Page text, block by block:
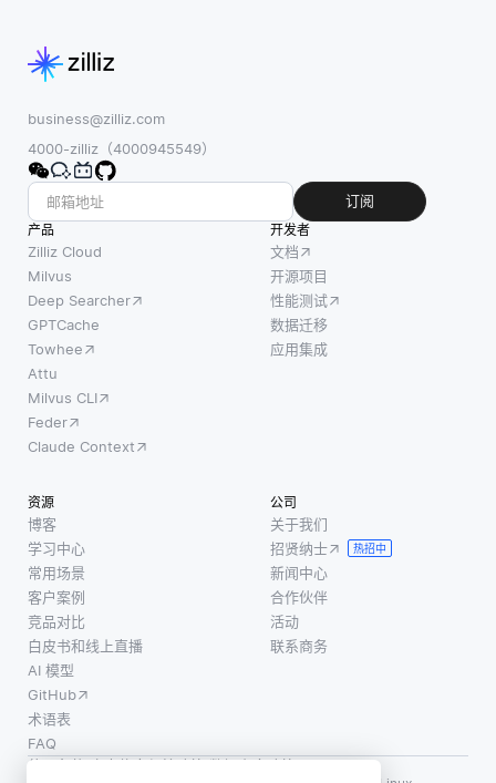
以最
标记
数据
适应
新任
务。
少镜
头学
习不
需要
为每
任务
提供
而是
利用
从先
前学
习的
任务
中获
得的
知
AutoML 工
具自动化选
难时，无
论是自然
business@zilliz.com
4000-zilliz（4000945549）
订阅
产品
Zilliz Cloud
Milvus
Deep Searcher
GPTCache
Towhee
Attu
Milvus CLI
Feder
Claude Context
开发者
文档
开源项目
性能测试
数据迁移
应用集成
资源
博客
学习中心
常用场景
客户案例
竞品对比
白皮书和线上直播
AI 模型
GitHub
术语表
FAQ
公司
关于我们
招贤纳士
热招中
新闻中心
合作伙伴
活动
联系商务
使用条款·个人信息保护政策·数据安全政策